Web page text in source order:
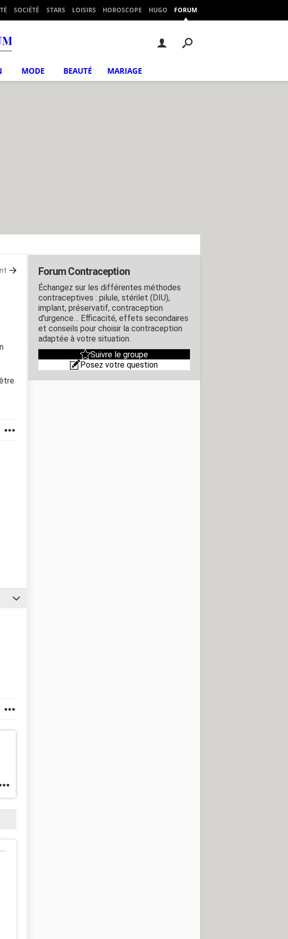
SOCIÉTÉ STARS LOISIRS HOROSCOPE HUGO FORUM
MODE BEAUTÉ MARIAGE
Forum Contraception
Échangez sur les différentes méthodes
contraceptives : pilule, stérilet (DIU),
implant, préservatif, contraception
d'urgence… Efficacité, effets secondaires
et conseils pour choisir la contraception
adaptée à votre situation.
Suivre le groupe
Posez votre question